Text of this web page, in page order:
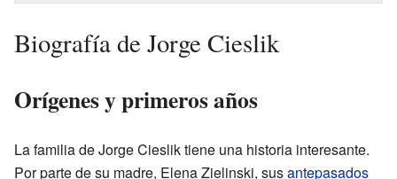
Biografía de Jorge Cieslik
Orígenes y primeros años
La familia de Jorge Cieslik tiene una historia interesante.
Por parte de su madre, Elena Zielinski, susantepasados